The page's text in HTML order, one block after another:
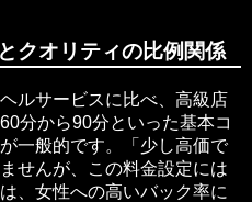
クオリティの比例関係
ルサービスに比べ、高級店
分から90分といった基本コ
一般的です。「少し高価で
せんが、この料金設定には
、女性への高いバック率に